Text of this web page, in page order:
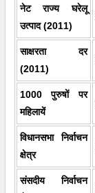
नेट राज्य घरेलू
उत्पाद (2011)
साक्षरता दर
(2011)
1000 पुरुषों पर
महिलायें
विधानसभा निर्वाचन
क्षेत्र
संसदीय निर्वाचन